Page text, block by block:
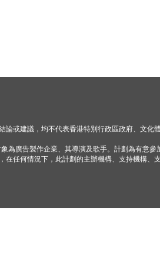
或建議，均不代表香港特別行政區政府、文化體
為廣告製作企業、其導演及歌手。計劃為有意參
任何情況下，此計劃的主辦機構、支持機構、